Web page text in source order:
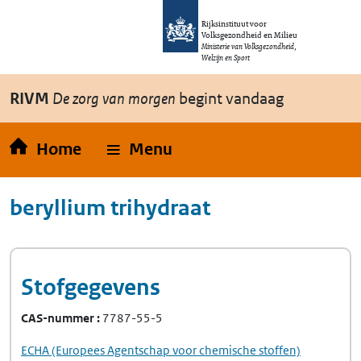
Overslaan en naar de inhoud gaan
Rijksinstituut voor
Volksgezondheid en Milieu
Ministerie van Volksgezondheid,
Welzijn en Sport
RIVM De zorg van morgen begint vandaag
Home Menu
beryllium trihydraat
Stofgegevens
CAS-nummer 7787-55-5
ECHA(Europees Agentschap voor chemische stoffen)